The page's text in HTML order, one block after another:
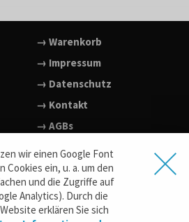
→ Warenkorb
→ Impressum
→ Datenschutz
→ Kontakt
→ AGBs
→ Vimeo
→ YouTube
→ www.film-dein-film.de
wir einen Google Font
ein, u. a. um den
und die Zugriffe auf
Analytics). Durch die
erklären Sie sich